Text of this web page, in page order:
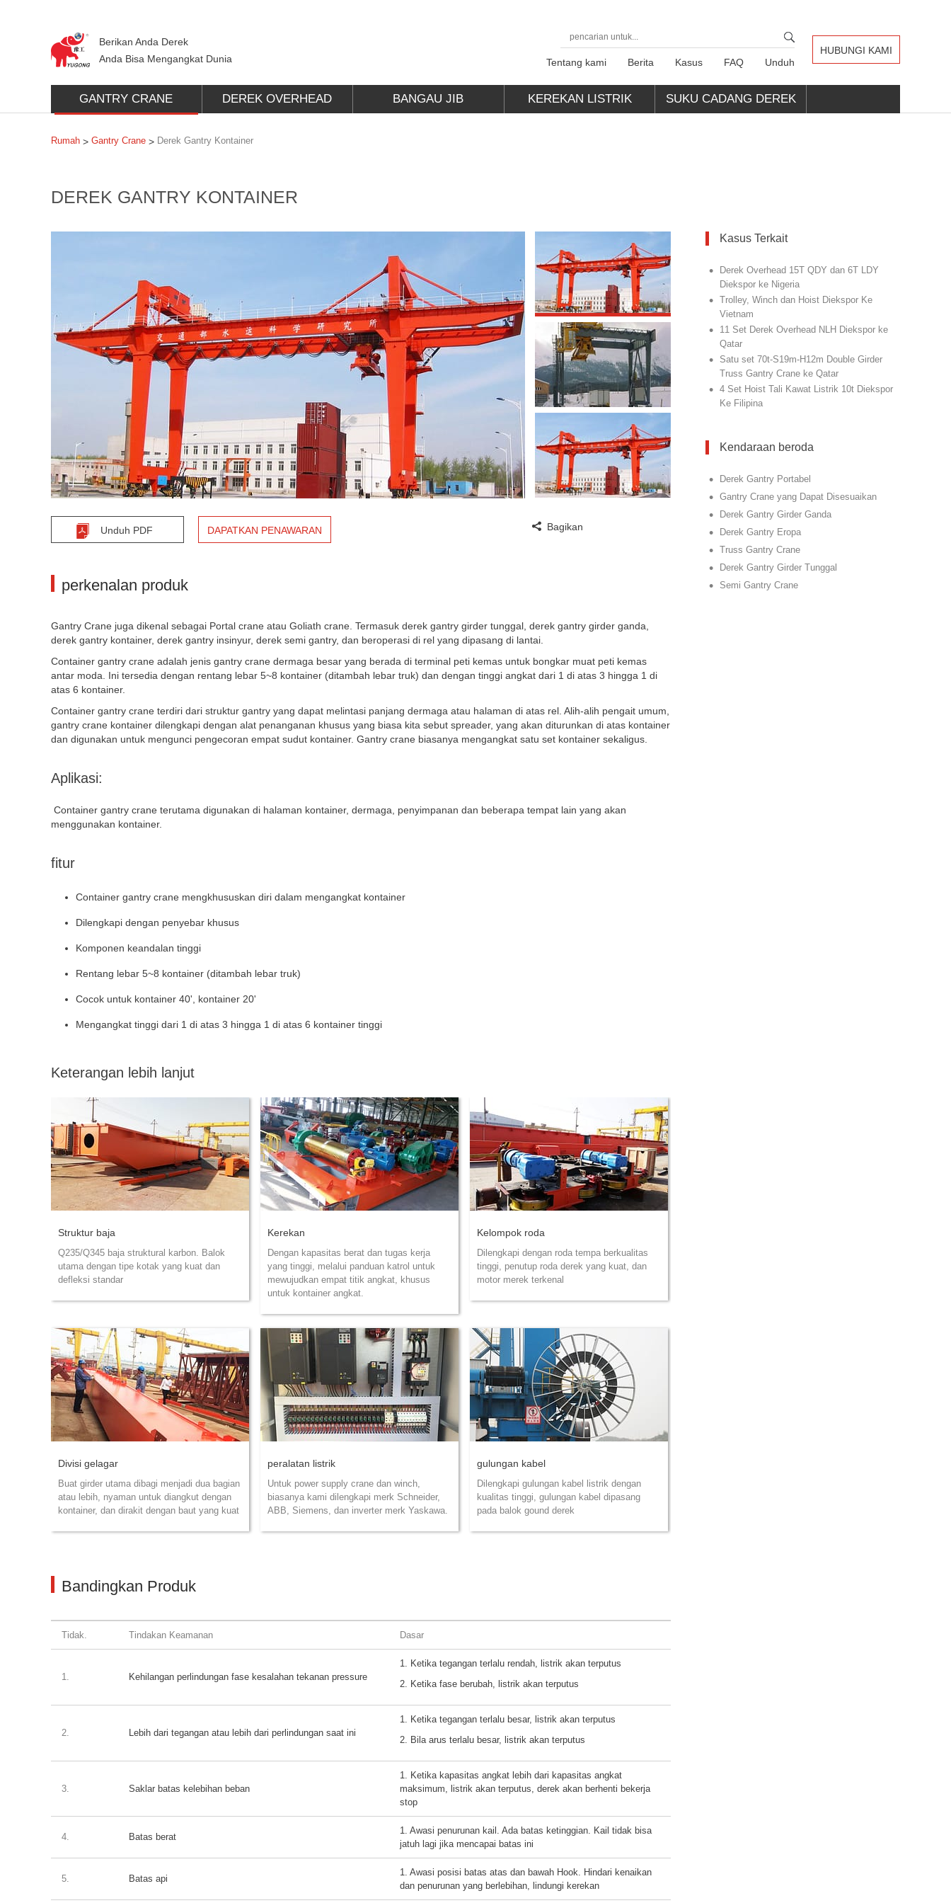
Berikan Anda Derek
Anda Bisa Mengangkat Dunia
HUBUNGI KAMI
Tentang kami
Berita Kasus FAQ Unduh
GANTRY CRANE DEREK OVERHEAD BANGAU JIB KEREKAN LISTRIK SUKU CADANG DEREK
Rumah > Gantry Crane > Derek Gantry Kontainer
DEREK GANTRY KONTAINER
Unduh PDF DAPATKAN PENAWARAN Bagikan
perkenalan produk
Gantry Crane juga dikenal sebagai Portal crane atau Goliath crane. Termasuk derek gantry girder tunggal, derek gantry girder ganda,
derek gantry kontainer, derek gantry insinyur, derek semi gantry, dan beroperasi di rel yang dipasang di lantai.
Container gantry crane adalah jenis gantry crane dermaga besar yang berada di terminal peti kemas untuk bongkar muat peti kemas
antar moda. Ini tersedia dengan rentang lebar 5~8 kontainer (ditambah lebar truk) dan dengan tinggi angkat dari 1 di atas 3 hingga 1 di
atas 6 kontainer.
Container gantry crane terdiri dari struktur gantry yang dapat melintasi panjang dermaga atau halaman di atas rel. Alih-alih pengait umum,
gantry crane kontainer dilengkapi dengan alat penanganan khusus yang biasa kita sebut spreader, yang akan diturunkan di atas kontainer
dan digunakan untuk mengunci pengecoran empat sudut kontainer. Gantry crane biasanya mengangkat satu set kontainer sekaligus.
Aplikasi:
Container gantry crane terutama digunakan di halaman kontainer, dermaga, penyimpanan dan beberapa tempat lain yang akan
menggunakan kontainer.
fitur
Container gantry crane mengkhususkan diri dalam mengangkat kontainer
Dilengkapi dengan penyebar khusus
Komponen keandalan tinggi
Rentang lebar 5~8 kontainer (ditambah lebar truk)
Cocok untuk kontainer 40', kontainer 20'
Mengangkat tinggi dari 1 di atas 3 hingga 1 di atas 6 kontainer tinggi
Keterangan lebih lanjut
Struktur baja
Q235/Q345 baja struktural karbon. Balok
utama dengan tipe kotak yang kuat dan
defleksi standar
Kerekan
Dengan kapasitas berat dan tugas kerja
yang tinggi, melalui panduan katrol untuk
mewujudkan empat titik angkat, khusus
untuk kontainer angkat.
Kelompok roda
Dilengkapi dengan roda tempa berkualitas
tinggi, penutup roda derek yang kuat, dan
motor merek terkenal
Divisi gelagar
Buat girder utama dibagi menjadi dua bagian
atau lebih, nyaman untuk diangkut dengan
kontainer, dan dirakit dengan baut yang kuat
peralatan listrik
Untuk power supply crane dan winch,
biasanya kami dilengkapi merk Schneider,
ABB, Siemens, dan inverter merk Yaskawa.
gulungan kabel
Dilengkapi gulungan kabel listrik dengan
kualitas tinggi, gulungan kabel dipasang
pada balok gound derek
Bandingkan Produk
Tidak. Tindakan Keamanan Dasar
1. Kehilangan perlindungan fase kesalahan tekanan pressure
1. Ketika tegangan terlalu rendah, listrik akan terputus
2. Ketika fase berubah, listrik akan terputus
2. Lebih dari tegangan atau lebih dari perlindungan saat ini
1. Ketika tegangan terlalu besar, listrik akan terputus
2. Bila arus terlalu besar, listrik akan terputus
3. Saklar batas kelebihan beban
1. Ketika kapasitas angkat lebih dari kapasitas angkat
maksimum, listrik akan terputus, derek akan berhenti bekerja
stop
4. Batas berat
1. Awasi penurunan kail. Ada batas ketinggian. Kail tidak bisa
jatuh lagi jika mencapai batas ini
5. Batas api
1. Awasi posisi batas atas dan bawah Hook. Hindari kenaikan
dan penurunan yang berlebihan, lindungi kerekan
Kasus Terkait
•
Derek Overhead 15T QDY dan 6T LDY
Diekspor ke Nigeria
• Trolley, Winch dan Hoist Diekspor Ke
Vietnam
•
11 Set Derek Overhead NLH Diekspor ke
Qatar
•
Satu set 70t-S19m-H12m Double Girder
Truss Gantry Crane ke Qatar
• 4 Set Hoist Tali Kawat Listrik 10t Diekspor
Ke Filipina
Kendaraan beroda
• Derek Gantry Portabel
• Gantry Crane yang Dapat Disesuaikan
• Derek Gantry Girder Ganda
• Derek Gantry Eropa
• Truss Gantry Crane
• Derek Gantry Girder Tunggal
• Semi Gantry Crane